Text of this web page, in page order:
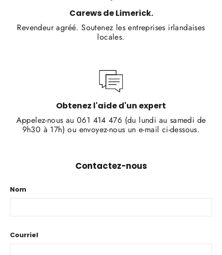
Carews de Limerick.
Revendeur agréé. Soutenez les entreprises irlandaises
locales.
Obtenez l'aide d'un expert
Appelez-nous au 061 414 476 (du lundi au samedi de
9h30 à 17h) ou envoyez-nous un e-mail ci-dessous.
Contactez-nous
Nom
Courriel